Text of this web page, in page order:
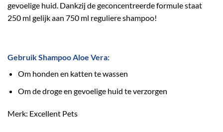
gevoelige huid. Dankzij de geconcentreerde formule staat
250 ml gelijk aan 750 ml reguliere shampoo!
Gebruik Shampoo Aloe Vera:
Om honden en katten te wassen
Om de droge en gevoelige huid te verzorgen
Merk: Excellent Pets